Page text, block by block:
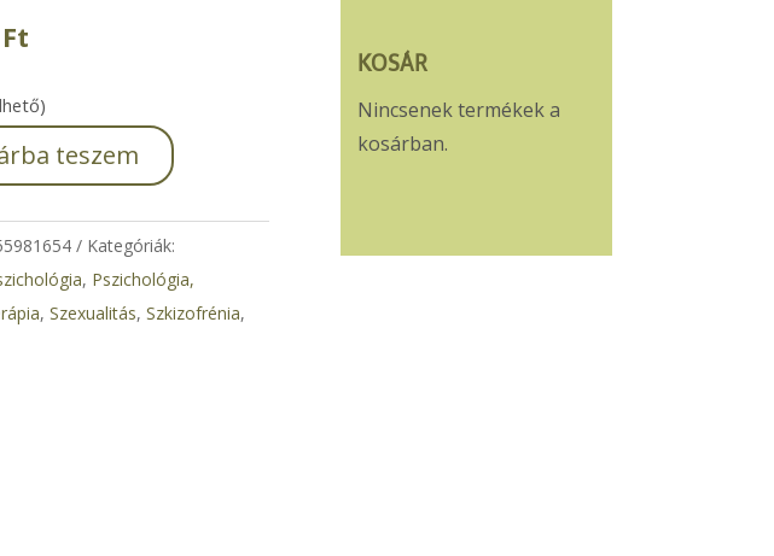
FtCurrent
is:
4.535 Ft.
teszem
Kategóriák:
, Pszichológia,
, Szexualitás, Szkizofrénia,
KOSÁR
Nincsenek termékek a
kosárban.